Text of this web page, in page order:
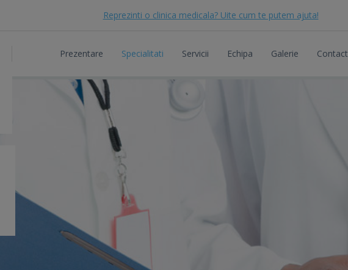
Reprezinti o clinica medicala? Uite cum te putem ajuta!
Prezentare Specialitati Servicii Echipa Galerie Contact